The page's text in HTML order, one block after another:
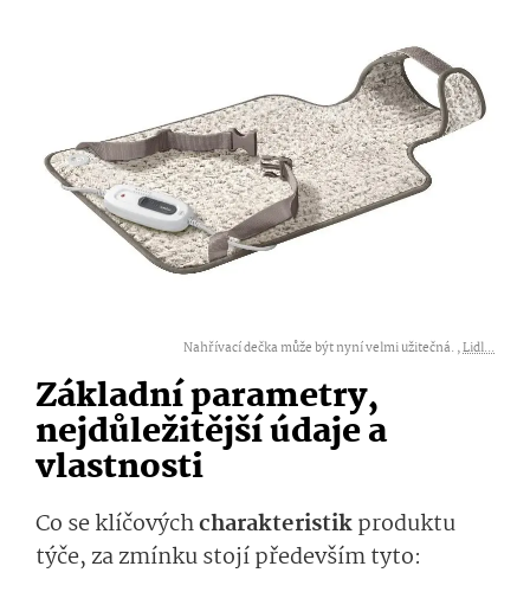
Nahřívací dečka může být nyní velmi užitečná. ,Lidl...
Základní parametry,
nejdůležitější údaje a
vlastnosti
Co se klíčovýchcharakteristikproduktu
týče, za zmínku stojí především tyto: